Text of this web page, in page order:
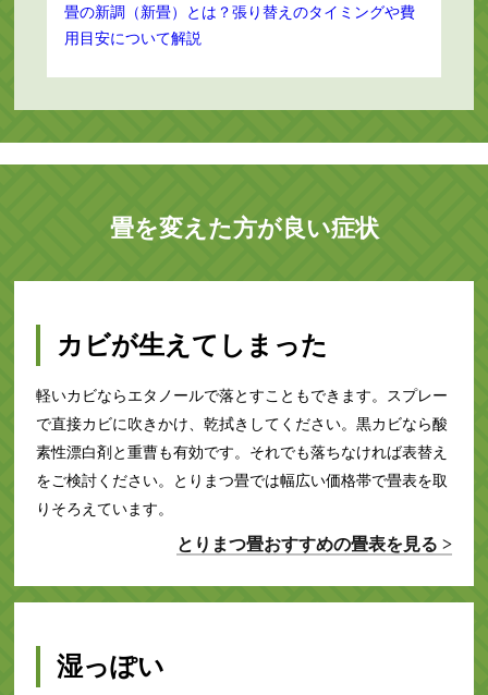
畳の新調（新畳）とは？張り替えのタイミングや費
用目安について解説
畳を変えた方が良い症状
カビが生えてしまった
軽いカビならエタノールで落とすこともできます。スプレー
で直接カビに吹きかけ、乾拭きしてください。黒カビなら酸
素性漂白剤と重曹も有効です。それでも落ちなければ表替え
をご検討ください。とりまつ畳では幅広い価格帯で畳表を取
りそろえています。
とりまつ畳おすすめの畳表を見る >
湿っぽい